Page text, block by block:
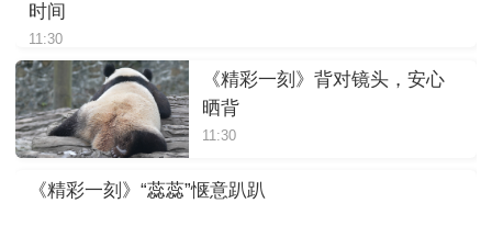
时间
11:30
《精彩一刻》背对镜头，安心
晒背
11:30
《精彩一刻》“蕊蕊”惬意趴趴